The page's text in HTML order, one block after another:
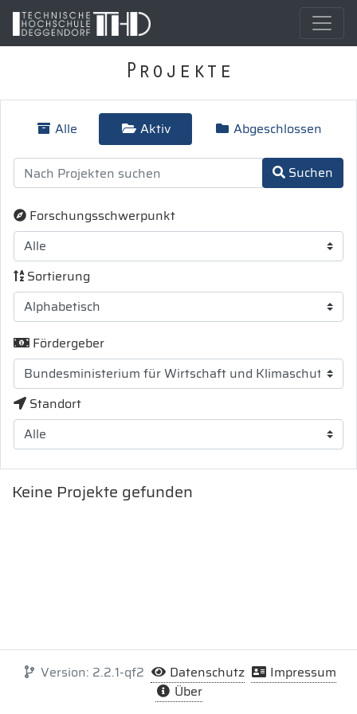
Projekte
Alle Aktiv Abgeschlossen
Suchen
Forschungsschwerpunkt
Sortierung
Fördergeber
Standort
Keine Projekte gefunden
Version: 2.2.1-qf2 Datenschutz
Impressum
Über